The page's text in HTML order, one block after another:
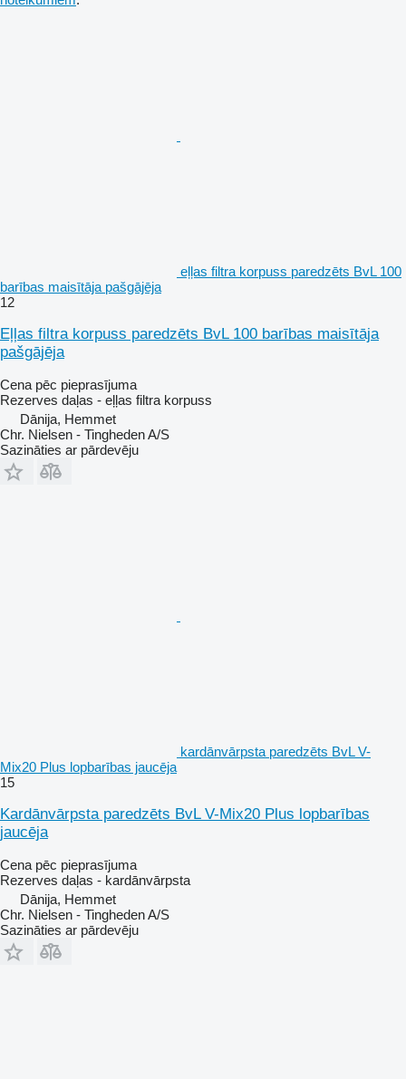
eļļas filtra korpuss paredzēts BvL 100
barības maisītāja pašgājēja
12
Eļļas filtra korpuss paredzēts BvL 100 barības maisītāja
pašgājēja
Cena pēc pieprasījuma
Rezerves daļas - eļļas filtra korpuss
Dānija, Hemmet
Chr. Nielsen - Tingheden A/S
Sazināties ar pārdevēju
kardānvārpsta paredzēts BvL V-
Mix20 Plus lopbarības jaucēja
15
Kardānvārpsta paredzēts BvL V-Mix20 Plus lopbarības
jaucēja
Cena pēc pieprasījuma
Rezerves daļas - kardānvārpsta
Dānija, Hemmet
Chr. Nielsen - Tingheden A/S
Sazināties ar pārdevēju